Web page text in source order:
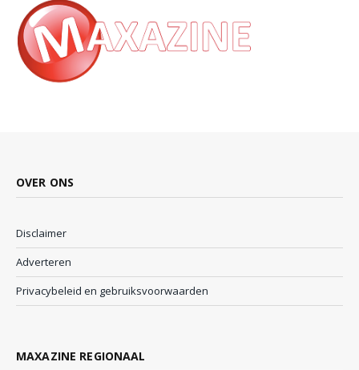
OVER ONS
Disclaimer
Adverteren
Privacybeleid en gebruiksvoorwaarden
MAXAZINE REGIONAAL